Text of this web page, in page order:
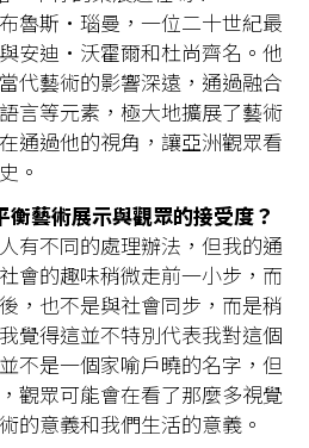
魯斯·瑙曼，一位二十世紀最
安迪·沃霍爾和杜尚齊名。他
代藝術的影響深遠，通過融合
言等元素，極大地擴展了藝術
通過他的視角，讓亞洲觀眾看
。
藝術展示與觀眾的接受度？
有不同的處理辦法，但我的通
會的趣味稍微走前一小步，而
，也不是與社會同步，而是稍
覺得這並不特別代表我對這個
不是一個家喻戶曉的名字，但
觀眾可能會在看了那麼多視覺
的意義和我們生活的意義。